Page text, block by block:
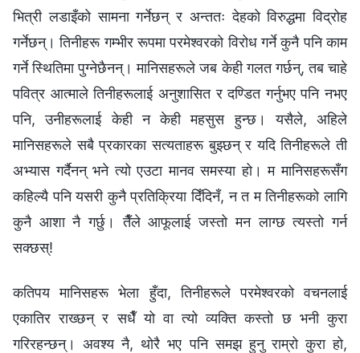
भित्री लडाइँको सामना गर्नेछन् र अन्ततः देहको विरुद्धमा विद्रोह
गर्नेछन्। तिनीहरू गम्भीर रूपमा परमेश्‍वरको विरोध गर्ने कुनै पनि काम
गर्ने स्थितिमा पुग्‍नेछैनन्। मानिसहरूले जब केही गलत गर्छन्, तब चाहे
पवित्र आत्माले तिनीहरूलाई अनुशासित र दण्डित गर्नुभए पनि नभए
पनि, उनीहरूलाई केही न केही महसुस हुन्छ। यसैले, अहिले
मानिसहरूले सबै प्रकारका सत्यताहरू बुझ्छन् र यदि तिनीहरूले ती
अभ्यास गर्दैनन् भने त्यो एउटा मानव समस्या हो। म मानिसहरूसँग
कहिल्यै पनि यसरी कुनै प्रतिक्रिया दिँदिनँ, न त म तिनीहरूको लागि
कुनै आशा नै गर्छु। तैँले आफूलाई जस्तो मन लाग्छ त्यस्तो गर्न
सक्छस्!
कतिपय मानिसहरू भेला हुँदा, तिनीहरूले परमेश्‍वरको वचनलाई
एकातिर राख्छन् र सधैँ यो वा त्यो व्यक्ति कस्तो छ भनी कुरा
गरिरहन्छन्। अवश्य नै, थोरै भए पनि समझ हुनु राम्रो कुरा हो,